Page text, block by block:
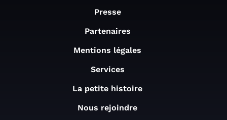
Presse
Partenaires
Mentions légales
Services
La petite histoire
Nous rejoindre